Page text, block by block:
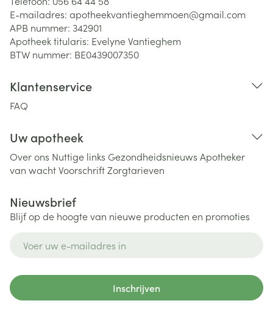
E-mailadres: apotheekvantieghemmoen@gmail.com
APB nummer: 342901
Apotheek titularis: Evelyne Vantieghem
BTW nummer: BE0439007350
Klantenservice
FAQ
Uw apotheek
Over ons Nuttige links Gezondheidsnieuws Apotheker
van wachtVoorschriftZorgtarieven
Nieuwsbrief
Blijf op de hoogte van nieuwe producten en promoties
Inschrijven